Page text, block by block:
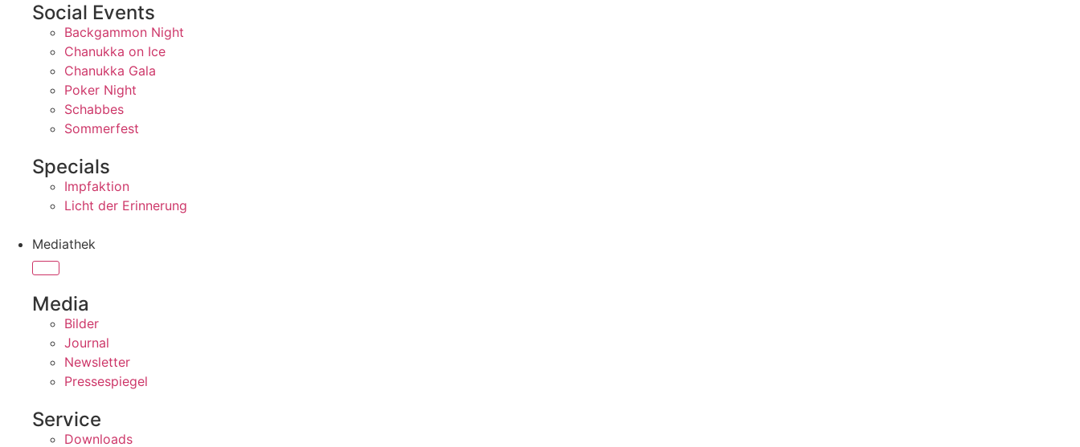
Social Events
Backgammon Night
Chanukka on Ice
Chanukka Gala
Poker Night
Schabbes
Sommerfest
Specials
Impfaktion
Licht der Erinnerung
Mediathek
Media
Bilder
Journal
Newsletter
Pressespiegel
Service
Downloads